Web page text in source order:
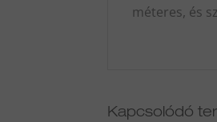
méteres, és
Kapcsolódó